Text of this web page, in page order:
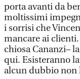
porta avanti da
moltissimi
i sorrisi che
mancare ai
chiosa Cananzi–
qui. Esisteranno
alcun dubbio non